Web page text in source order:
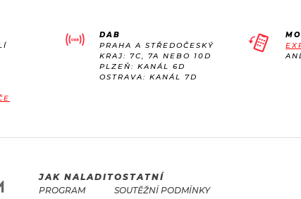
DAB
PRAHA A STŘEDOČESKÝ
KRAJ: 7C, 7A NEBO 10D
PLZEŇ: KANÁL 6D
OSTRAVA: KANÁL 7D
JAK NALADIT
PROGRAM
OSTATNÍ
SOUTĚŽNÍ PODMÍNKY